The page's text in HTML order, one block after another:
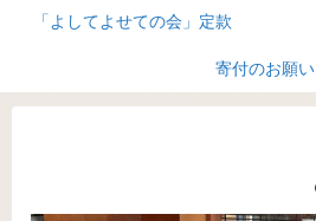
「よしてよせての会」定款
寄付のお願い